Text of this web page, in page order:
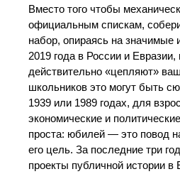
Вместо того чтобы
официальным спискам,
набор, опираясь на значимые
2019 года в России и Евразии,
действительно «цепляют»
школьников это могут быть
1939 или 1989 годах, для
экономические и
проста: юбилей — это повод
его цель. За последние три
проекты публичной истории в